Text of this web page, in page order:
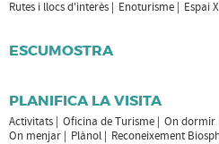
Rutes i llocs d'interès Enoturisme Espai
ESCUMOSTRA
PLANIFICA LA VISITA
Activitats Oficina de Turisme On dormir
On menjar
Plànol Reconeixement